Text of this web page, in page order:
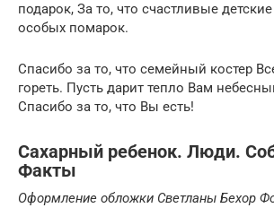
подарок, За то, что счастливые
особых помарок.
Спасибо за то, что семейный костер
гореть. Пусть дарит тепло Вам
Спасибо за то, что Вы есть!
Сахарный ребенок. Люди.
Факты
Оформление обложки Светланы Бехор